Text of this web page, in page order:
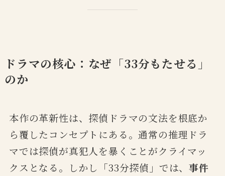
ドラマの核心：なぜ「33分もたせる」
のか
本作の革新性は、探偵ドラマの文法を根底か
ら覆したコンセプトにある。通常の推理ドラ
マでは探偵が真犯人を暴くことがクライマッ
クスとなる。しかし「33分探偵」では、事件